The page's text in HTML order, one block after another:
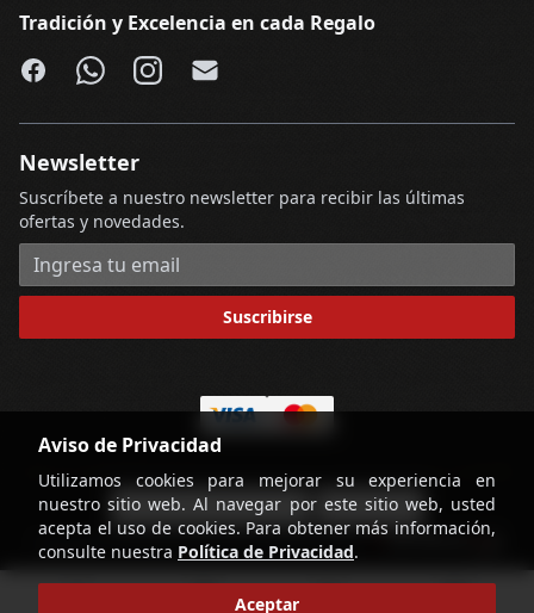
Aviso de Privacidad
Utilizamos cookies para mejorar su experiencia en
nuestro sitio web. Al navegar por este sitio web, usted
acepta el uso de cookies. Para obtener más información,
consulte nuestra Política de Privacidad.
Aceptar
Tradición y Excelencia en cada Regalo
Facebook
WhatsApp
Instagram
Email
Newsletter
Suscríbete a nuestro newsletter para recibir las últimas
ofertas y novedades.
Dirección de correo electrónico
Suscribirse
Términos y Condiciones - Contáctenos
Copyright © Licorería Alvear 2026 powered by